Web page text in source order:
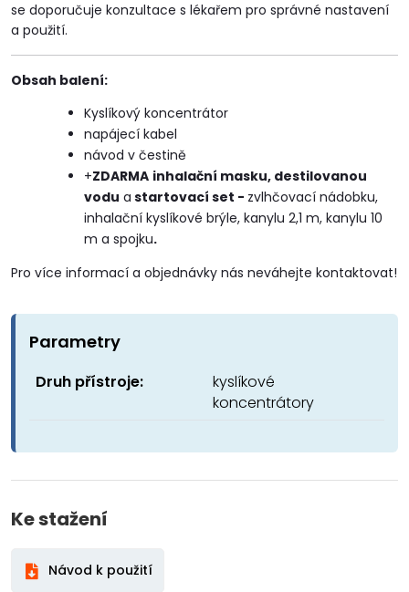
se doporučuje konzultace s lékařem pro správné nastavení
a použití.
Obsah balení:
Kyslíkový koncentrátor
napájecí kabel
návod v čestině
+ZDARMA inhalační masku, destilovanou
vodu a startovací set - zvlhčovací nádobku,
inhalační kyslíkové brýle, kanylu 2,1 m, kanylu 10
m a spojku.
Pro více informací a objednávky nás neváhejte kontaktovat!
Parametry
Druh přístroje:
kyslíkové
koncentrátory
Ke stažení
Návod k použití